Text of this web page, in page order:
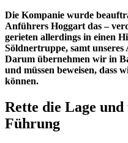
Die Kompanie wurde
Anführers Hoggart das –
gerieten allerdings in einen
Söldnertruppe, samt
Darum übernehmen wir in
und müssen beweisen, dass
können.
Rette die Lage
Führung